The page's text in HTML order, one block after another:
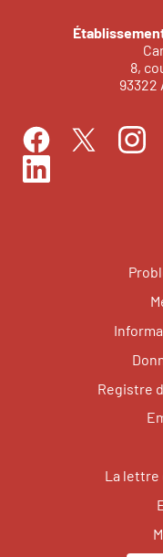
8,
93322
FacebookTwitter
LinkedIn
Registre
La lettre